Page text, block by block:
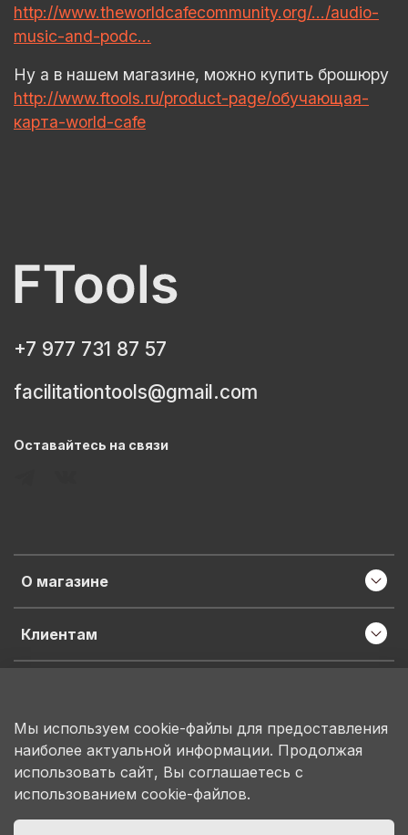
http://www.theworldcafecommunity.org/…/audio-
music-and-podc…
Ну а в нашем магазине, можно купить брошюру
http://www.ftools.ru/product-page/обучающая-
карта-world-cafe
О магазине
Клиентам
+7 977 731 87 57
facilitationtools@gmail.com
Оставайтесь на связи
ИП Пронина М.Н.
ИНН 503150684207
Мы используем cookie-файлы для предоставления
наиболее актуальной информации. Продолжая
использовать сайт, Вы соглашаетесь с
использованием cookie-файлов.